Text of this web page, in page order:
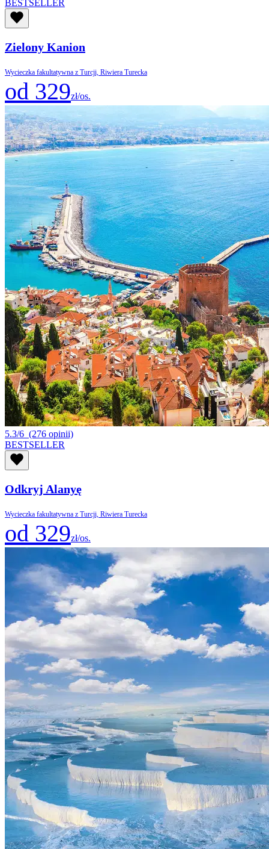
BESTSELLER
Zielony Kanion
Wycieczka fakultatywna z Turcji, Riwiera Turecka
od 329zł/os.
5.3/6 (276 opinii)
BESTSELLER
Odkryj Alanyę
Wycieczka fakultatywna z Turcji, Riwiera Turecka
od 329zł/os.